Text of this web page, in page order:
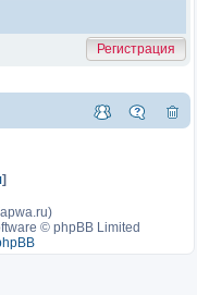
Регистрация
]
© phpBB Limited